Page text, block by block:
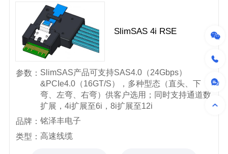
SlimSAS 4i RSE
参数： SlimSAS产品可支持SAS4.0（24Gbps）
&PCIe4.0（16GT/S），多种型态（直头、下
弯、左弯、右弯）供客户选用；同时支持通道数
扩展，4i扩展至6i，8i扩展至12i
品牌： 铭泽丰电子
类型： 高速线缆